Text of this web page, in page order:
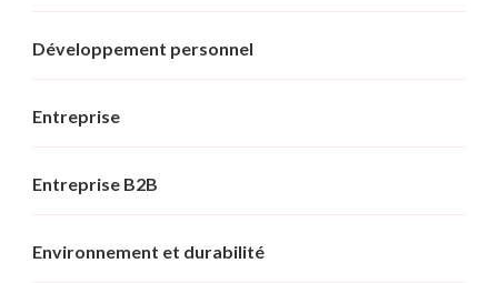
Développement personnel
Entreprise
Entreprise B2B
Environnement et durabilité